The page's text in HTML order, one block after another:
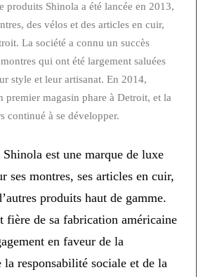
produits Shinola a été lancée en 2013,
des vélos et des articles en cuir,
La société a connu un succès
qui ont été largement saluées
style et leur artisanat. En 2014,
premier magasin phare à Detroit, et la
continué à se développer.
est une marque de luxe
ses montres, ses articles en cuir,
produits haut de gamme.
fière de sa fabrication américaine
en faveur de la
responsabilité sociale et de la